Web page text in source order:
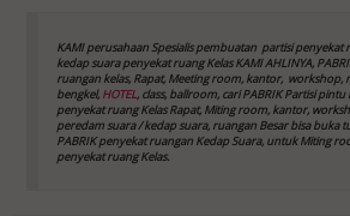
KAMI perusahaan Spesialis pembuatan partisi penyekat
kedap suarapenyekat ruang KelasKAMI AHLINYA,
ruangan kelas, Rapat, Meeting room, kantor, workshop,
bengkel, HOTEL, class, ballroom, cari PABRIK Partisi
penyekat ruang KelasRapat, Miting room, kantor,
peredam suara / kedap suara, ruangan Besar bisa buka
PABRIK penyekat ruangan Kedap Suara, untuk Miting
penyekat ruang Kelas.